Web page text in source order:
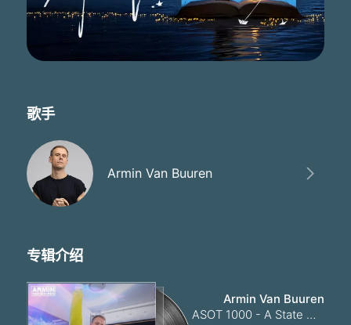
歌手
Armin Van Buuren
专辑介绍
Armin Van Buuren
ASOT 1000 - A State Of Trance Episode 1000